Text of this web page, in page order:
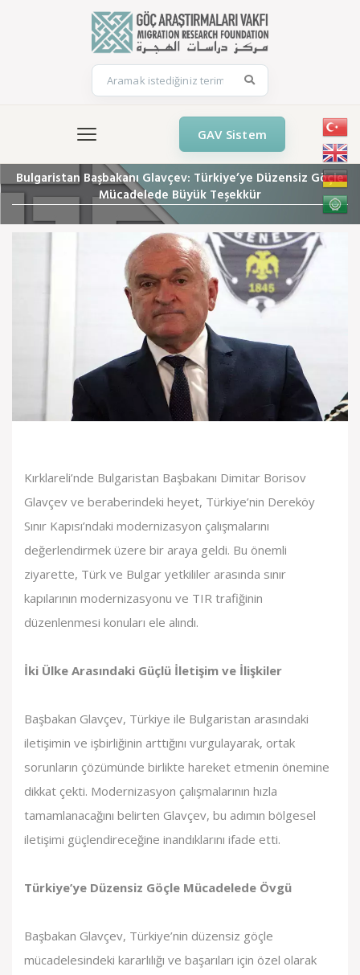
GAV Sistem
Bulgaristan Başbakanı Glavçev: Türkiye’ye Düzensiz Göçle
Mücadelede Büyük Teşekkür
Kırklareli’nde Bulgaristan Başbakanı Dimitar Borisov
Glavçev ve beraberindeki heyet, Türkiye’nin Dereköy
Sınır Kapısı’ndaki modernizasyon çalışmalarını
değerlendirmek üzere bir araya geldi. Bu önemli
ziyarette, Türk ve Bulgar yetkililer arasında sınır
kapılarının modernizasyonu ve TIR trafiğinin
düzenlenmesi konuları ele alındı.
İki Ülke Arasındaki Güçlü İletişim ve İlişkiler
Başbakan Glavçev, Türkiye ile Bulgaristan arasındaki
iletişimin ve işbirliğinin arttığını vurgulayarak, ortak
sorunların çözümünde birlikte hareket etmenin önemine
dikkat çekti. Modernizasyon çalışmalarının hızla
tamamlanacağını belirten Glavçev, bu adımın bölgesel
iletişimi güçlendireceğine inandıklarını ifade etti.
Türkiye’ye Düzensiz Göçle Mücadelede Övgü
Başbakan Glavçev, Türkiye’nin düzensiz göçle
mücadelesindeki kararlılığı ve başarıları için özel olarak